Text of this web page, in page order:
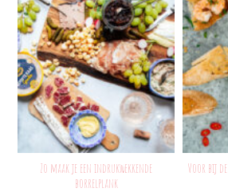
Zo maak je een indrukwekkende
borrelplank
Voor bij